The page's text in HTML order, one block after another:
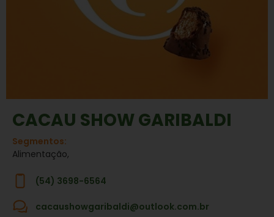
CACAU SHOW GARIBALDI
Segmentos:
Alimentação,
(54) 3698-6564
cacaushowgaribaldi@outlook.com.br